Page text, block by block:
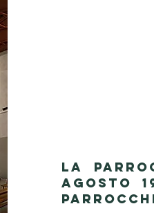
LA
AGOSTO